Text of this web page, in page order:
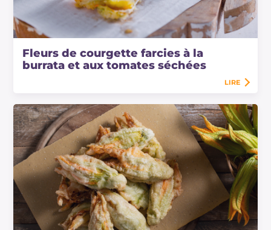
Fleurs de courgette farcies à la
burrata et aux tomates séchées
LIRE